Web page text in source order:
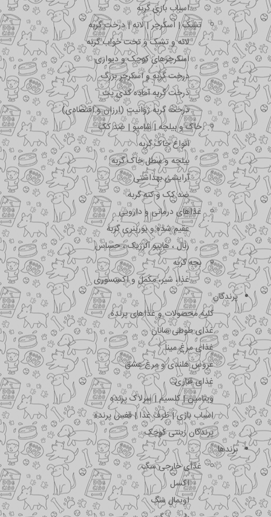
اسباب بازی گربه
تشک | اسکرچر | لانه | درخت گربه
لانه و تشک و تخت خواب گربه
اسکرچرهای کوچک و دیواری
درخت گربه و اسکرچر بزرگ
درخت گربه آماده کدی پت
درخت گربه ژوانیت (ارزان و اقتصادی)
خاک و بیلچه | شامپو | ضد کک
انواع خاک گربه
بیلچه و سطل خاک گربه
آرایشی بهداشتی
ضد کک و کنه گربه
غذاهای درمانی و دارویی
عقیم شده و یورینری گربه
رنال ، هایپو آلرژیک ، حساس
بچه گربه
غذا، شیر، مکمل و اکسسوری
پرندگان
کلیه محصولات و غذاهای پرنده
غذای طوطی سانان
غذای مرغ مینا
عروس هلندی و مرغ عشق
غذای قناری
ویتامین | کلسیم | سرلاک پرنده
اسباب بازی | ظرف غذا | قفس پرنده
پرندگان زینتی کوچک
برندها
غذای خارجی سگ
اکسل
اویمال سگ